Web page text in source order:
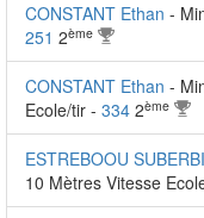
CONSTANT Ethan -
251 2ème
CONSTANT Ethan -
Ecole/tir - 334 2ème
ESTREBOOU
10 Mètres Vitesse